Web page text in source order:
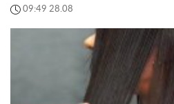
09:49 28.08